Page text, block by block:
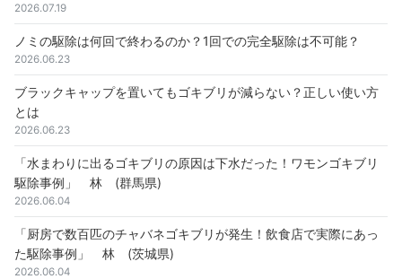
2026.07.19
ノミの駆除は何回で終わるのか？1回での完全駆除は不可能？
2026.06.23
ブラックキャップを置いてもゴキブリが減らない？正しい使い方
とは
2026.06.23
「水まわりに出るゴキブリの原因は下水だった！ワモンゴキブリ
駆除事例」 林 (群馬県)
2026.06.04
「厨房で数百匹のチャバネゴキブリが発生！飲食店で実際にあっ
た駆除事例」 林 (茨城県)
2026.06.04